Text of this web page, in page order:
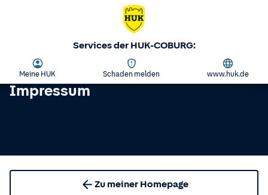
Services der HUK-COBURG:
Meine HUK Schaden melden www.huk.de
Impressum
Zu meiner Homepage